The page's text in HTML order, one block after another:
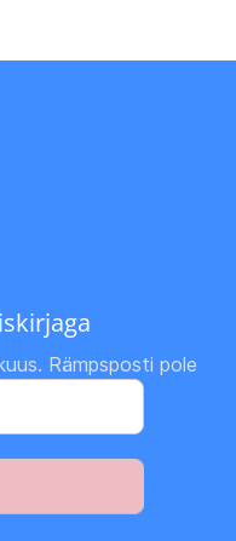
Rämpsposti pole